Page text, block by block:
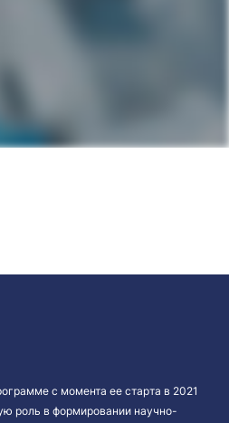
с момента ее старта в 2021
роль в формировании научно-